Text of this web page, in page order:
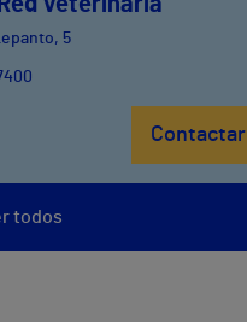
Veterinaria
5
Contactar
todos